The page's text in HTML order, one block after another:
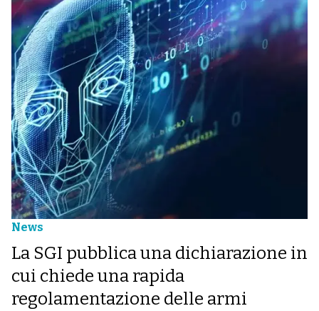
News
La SGI pubblica una dichiarazione in
cui chiede una rapida
regolamentazione delle armi